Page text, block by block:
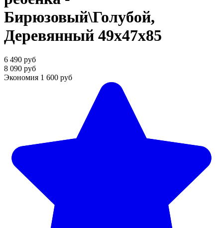
Бирюзовый\Голубой,
Деревянный 49x47x85
6 490 руб
8 090 руб
Экономия 1 600 руб